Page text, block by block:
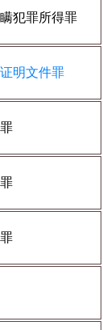
犯罪所得罪
明文件罪